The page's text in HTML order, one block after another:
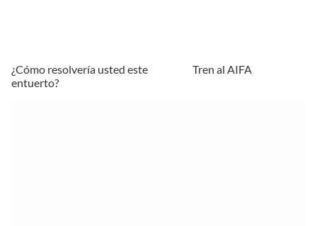
¿Cómo resolvería usted este
entuerto?
Tren al AIFA